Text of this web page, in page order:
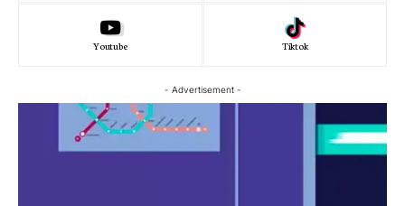
Youtube Tiktok
- Advertisement -